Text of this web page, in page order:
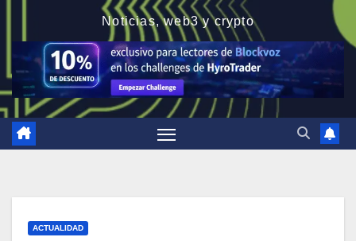
Noticias, web3 y crypto
ACTUALIDAD